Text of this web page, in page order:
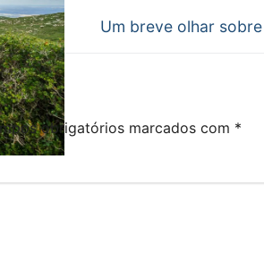
Next
Um breve olhar
obrigatórios marcados com *